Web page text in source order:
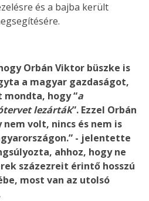
és a bajba került
Orbán Viktor büszke is
a magyar gazdaságot,
hogy “a
lezárták”. Ezzel Orbán
volt, nincs és nem is
- jelentette
ahhoz, hogy ne
százezreit érintő hosszú
most van az utolsó